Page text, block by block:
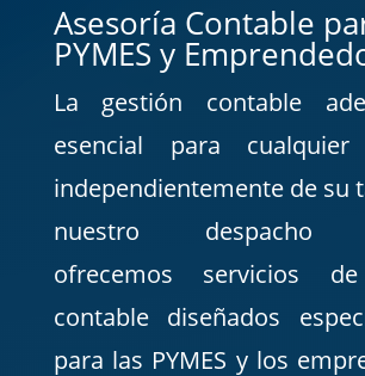
Asesoría Contable
PYMES y
La gestión contable
esencial para cualquier
independientemente de su
nuestro despacho
ofrecemos servicios
contable diseñados
para las PYMES y los